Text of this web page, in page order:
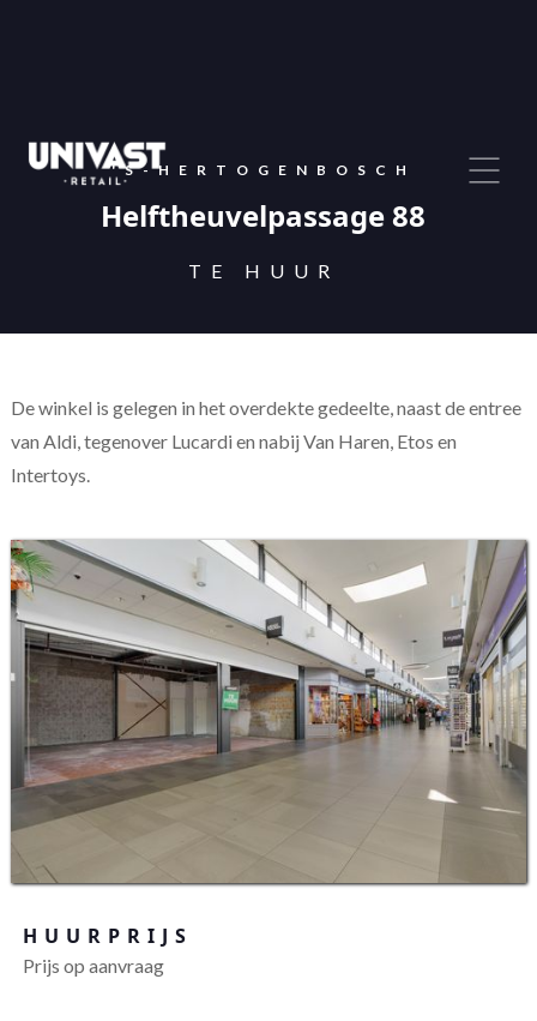
'S-HERTOGENBOSCH
Helftheuvelpassage 88
TE HUUR
De winkel is gelegen in het overdekte gedeelte, naast de entree
van Aldi, tegenover Lucardi en nabij Van Haren, Etos en
Intertoys.
HUURPRIJS
Prijs op aanvraag